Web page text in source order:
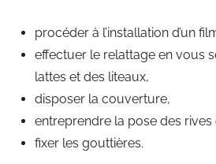
procéder à l’installation d’un
effectuer le relattage en vous
lattes et des liteaux,
disposer la couverture,
entreprendre la pose des rives
fixer les gouttières.